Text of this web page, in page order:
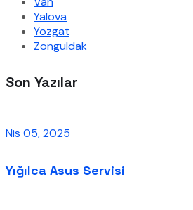
Yalova
Yozgat
Zonguldak
Son Yazılar
Nis 05, 2025
Yığılca Asus Servisi